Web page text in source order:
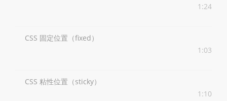
1:24
CSS 固定位置（fixed）
1:03
CSS 粘性位置（sticky）
1:10